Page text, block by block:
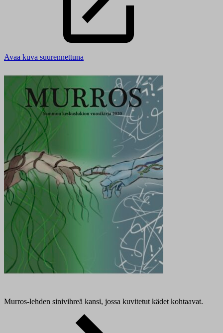
Avaa kuva suurennettuna
Murros-lehden sinivihreä kansi, jossa kuvitetut kädet kohtaavat.